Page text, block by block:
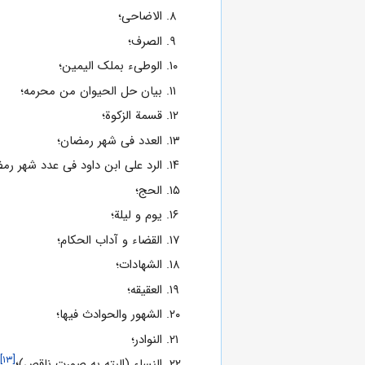
الاضاحى؛
الصرف؛
الوطىء بملک الیمین؛
بیان حل الحیوان من محرمه؛
قسمة الزکوة؛
العدد فى شهر رمضان؛
الرد على ابن داود فى عدد شهر
الحج؛
یوم و لیلة؛
القضاء و آداب الحکام؛
الشهادات؛
العقیقه؛
الشهور والحوادث فیها؛
النوادر؛
[۱۳]